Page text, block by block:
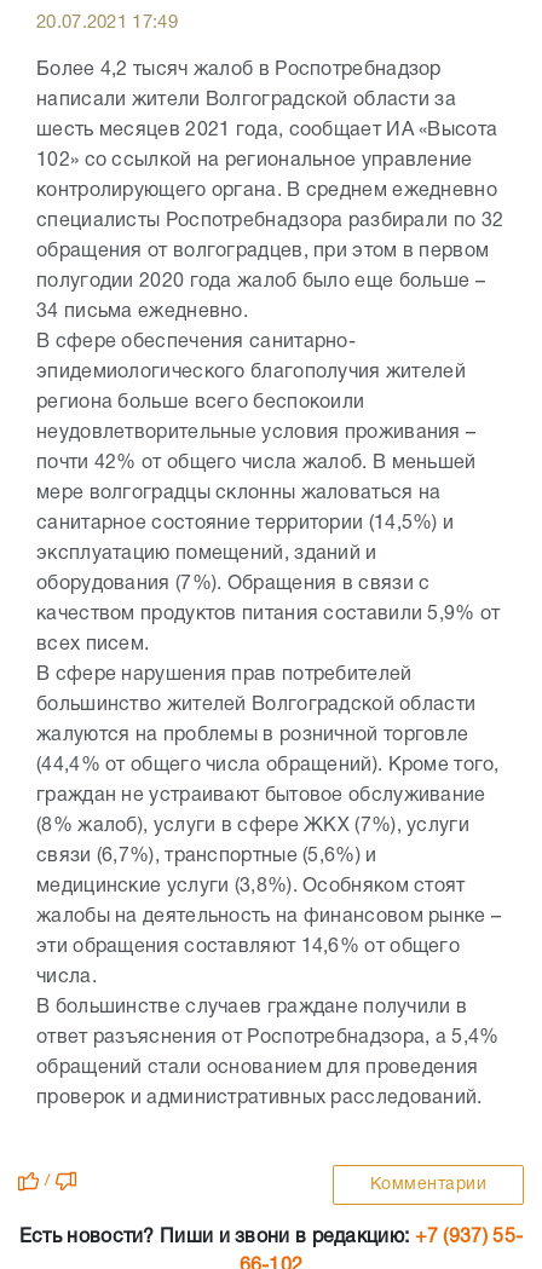
20.07.2021 17:49
Более 4,2 тысяч жалоб в Роспотребнадзор
написали жители Волгоградской области за
шесть месяцев 2021 года, сообщает ИА «Высота
102» со ссылкой на региональное управление
контролирующего органа. В среднем ежедневно
специалисты Роспотребнадзора разбирали по 32
обращения от волгоградцев, при этом в первом
полугодии 2020 года жалоб было еще больше –
34 письма ежедневно.
В сфере обеспечения санитарно-
эпидемиологического благополучия жителей
региона больше всего беспокоили
неудовлетворительные условия проживания –
почти 42% от общего числа жалоб. В меньшей
мере волгоградцы склонны жаловаться на
санитарное состояние территории (14,5%) и
эксплуатацию помещений, зданий и
оборудования (7%). Обращения в связи с
качеством продуктов питания составили 5,9% от
всех писем.
В сфере нарушения прав потребителей
большинство жителей Волгоградской области
жалуются на проблемы в розничной торговле
(44,4% от общего числа обращений). Кроме того,
граждан не устраивают бытовое обслуживание
(8% жалоб), услуги в сфере ЖКХ (7%), услуги
связи (6,7%), транспортные (5,6%) и
медицинские услуги (3,8%). Особняком стоят
жалобы на деятельность на финансовом рынке –
эти обращения составляют 14,6% от общего
числа.
В большинстве случаев граждане получили в
ответ разъяснения от Роспотребнадзора, а 5,4%
обращений стали основанием для проведения
проверок и административных расследований.
/ Комментарии
Есть новости? Пиши и звони в редакцию: +7 (937) 55-